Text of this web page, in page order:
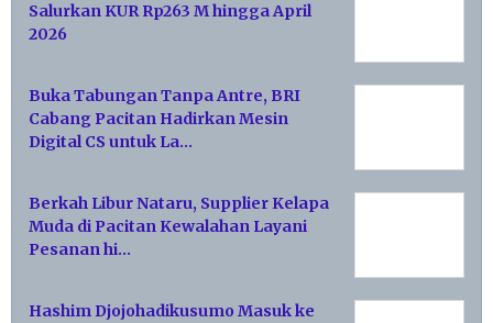
Salurkan KUR Rp263 M hingga April
2026
Buka Tabungan Tanpa Antre, BRI
Cabang Pacitan Hadirkan Mesin
Digital CS untuk La…
Berkah Libur Nataru, Supplier Kelapa
Muda di Pacitan Kewalahan Layani
Pesanan hi…
Hashim Djojohadikusumo Masuk ke